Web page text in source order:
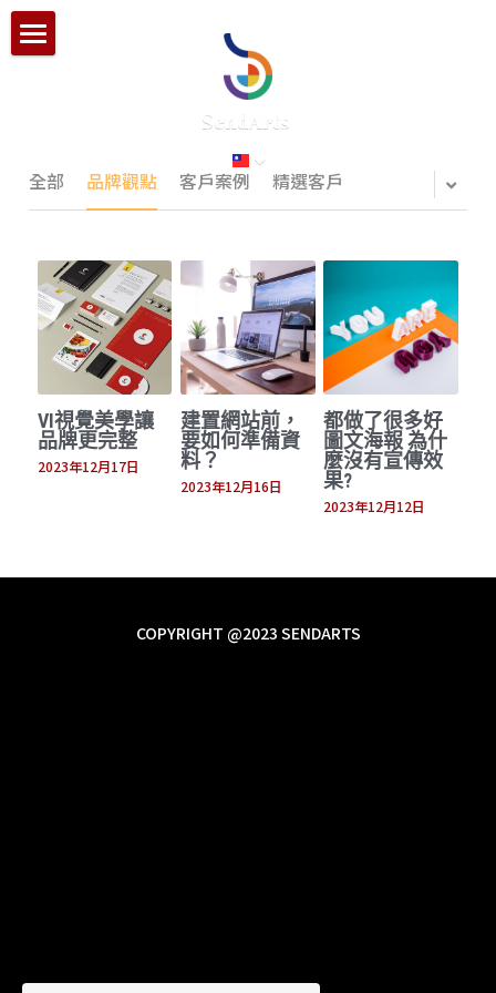
SendArts
服務項目
聯絡我們
搜索
繁體中文
繁體中文
LINE
全部 品牌觀點 客戶案例 精選客戶
VI視覺美學讓
品牌更完整
2023年12月17日
建置網站前，
要如何準備資
料？
2023年12月16日
都做了很多好
圖文海報 為什
麼沒有宣傳效
果?
2023年12月12日
COPYRIGHT @2023 SENDARTS
部落格分類